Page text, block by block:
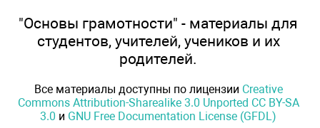
"Основы грамотности" - материалы для
студентов, учителей, учеников и их
родителей.
Все материалы доступны по лицензии Creative
Commons Attribution-Sharealike 3.0 Unported CC BY-SA
3.0 и GNU Free Documentation License (GFDL)